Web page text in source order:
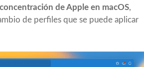
de Apple en macOS,
de perfiles que se puede aplicar